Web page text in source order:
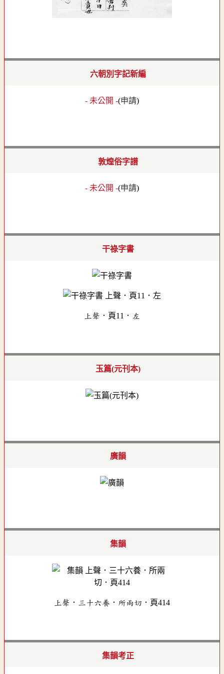
六朝別字記新編
- 未公開 -(申請)
敦煌俗字譜
- 未公開 -(申請)
干祿字書
上聲．頁11．左
玉篇(元刊本)
廣韻
集韻
上聲．三十六養．所兩切．頁414
集韻考正